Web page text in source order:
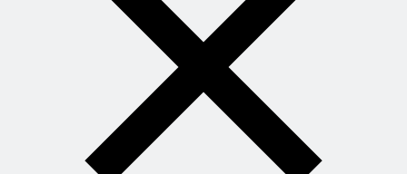
Впрочем, оставив в покое это заведомо неверное
уравнение и продравшись через канцеляризмы, мы
понимаем, что присоединившиеся к Меморандуму:
признают в русской кухне (уж простите, но в
дальнейшем «российскую» я буду просто
опускать) потенциал одной из самых успешных
кухонь на мировой арене,
подчеркивают необходимость развития локальных